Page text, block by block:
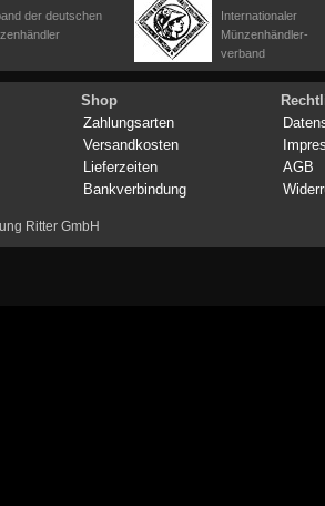
der deutschen
Internationaler
Münzenhändler-
verband
Shop
Zahlungsarten
Versandkosten
Lieferzeiten
Bankverbindung
AGB
Ritter GmbH